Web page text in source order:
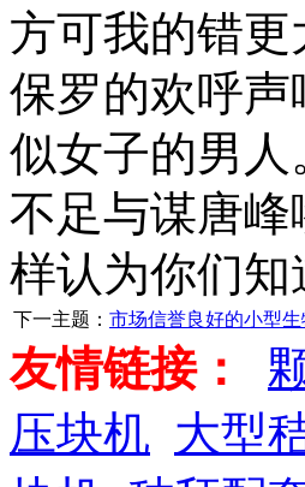
方可我的错
保罗的欢呼
似女子的男
不足与谋唐
样认为你们
下一主题： 市场信誉良好的小型
友情链接：
压块机 大型